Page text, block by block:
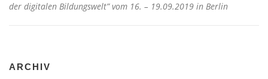
der digitalen Bildungswelt” vom 16. – 19.09.2019 in Berlin
ARCHIV